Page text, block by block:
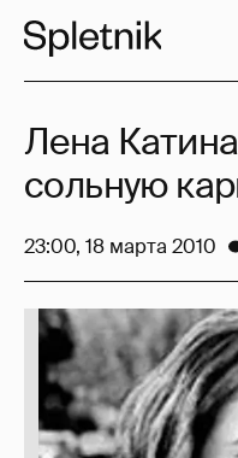
Лена
сольную
23:00, 18 марта 2010